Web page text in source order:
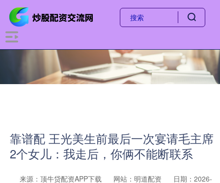
靠谱配 王光美生前最后一次宴请毛主席
2个女儿：我走后，你俩不能断联系
来源：顶牛贷配资APP下载 网站：明道配资
日期：2026-